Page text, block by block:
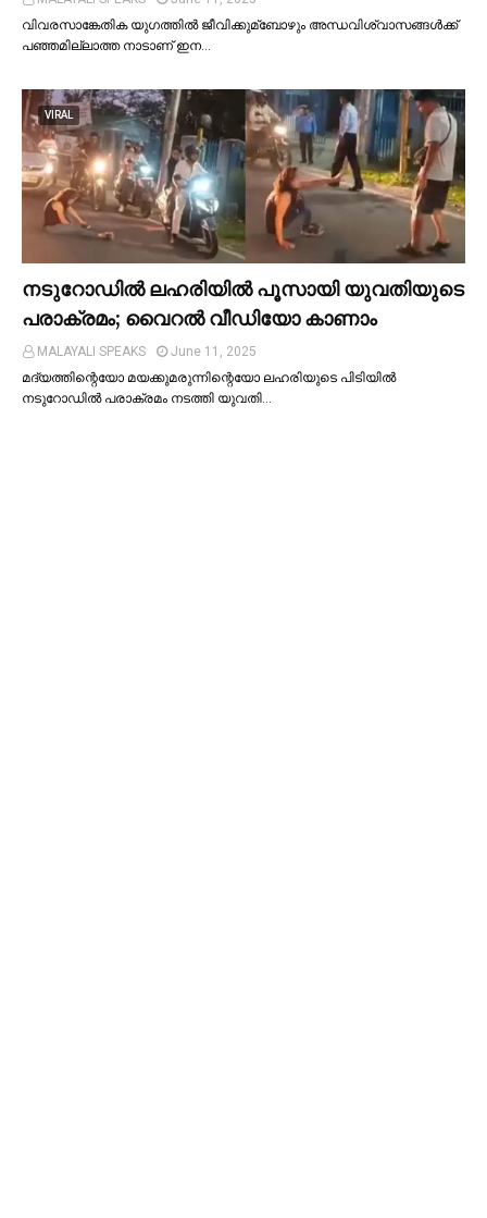
വിവരസാങ്കേതിക യുഗത്തില്‍ ജീവിക്കുമ്ബോഴും അന്ധവിശ്വാസങ്ങള്‍ക്ക്
പഞ്ഞമില്ലാത്ത നാടാണ് ഇന…
VIRAL
നടുറോഡില്‍ ലഹരിയില്‍ പൂസായി യുവതിയുടെ
പരാക്രമം; വൈറൽ വീഡിയോ കാണാം
MALAYALI SPEAKS
June 11, 2025
മദ്യത്തിന്റെയോ മയക്കുമരുന്നിന്റെയോ ലഹരിയുടെ പിടിയില്‍
നടുറോഡില്‍ പരാക്രമം നടത്തി യുവതി…